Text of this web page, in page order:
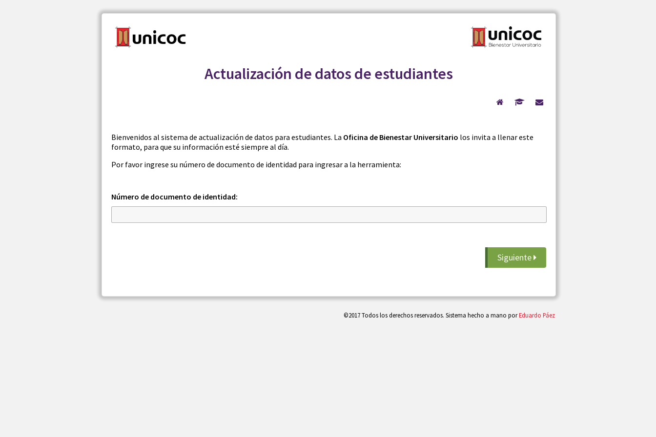
Actualización de datos de estudiantes
Bienvenidos al sistema de actualización de datos para estudiantes. La Oficina de Bienestar Universitario los invita a llenar este
formato, para que su información esté siempre al día.
Por favor ingrese su número de documento de identidad para ingresar a la herramienta:
Número de documento de identidad:
Siguiente
©2017 Todos los derechos reservados. Sistema hecho a mano porEduardo Páez